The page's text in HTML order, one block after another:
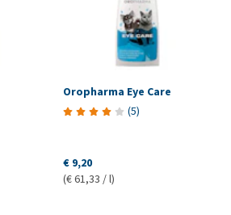
Oropharma Eye Care
(5)
€ 9,20
(€ 61,33 / l)